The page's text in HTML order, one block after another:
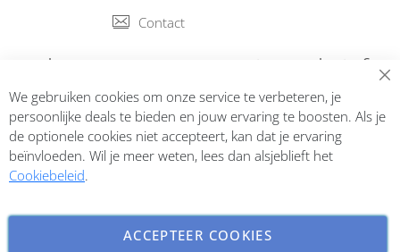
Contact
Abonneer op onze nieuwsbrief
Inschrijven
We gebruiken cookies om onze service te verbeteren, je
persoonlijke deals te bieden en jouw ervaring te boosten. Als je
de optionele cookies niet accepteert, kan dat je ervaring
beïnvloeden. Wil je meer weten, lees dan alsjeblieft het
Cookiebeleid.
ACCEPTEER COOKIES